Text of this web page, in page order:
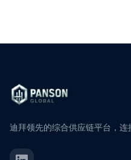
迪拜领先的综合供应链平台，连